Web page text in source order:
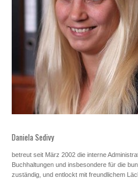
Daniela Sedivy
betreut seit März 2002 die interne
Buchhaltungen und insbesondere für die
zuständig, und entlockt mit freundlichem